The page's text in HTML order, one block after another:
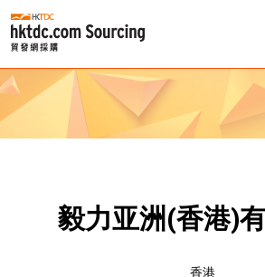
毅力亚洲(香港)
香港